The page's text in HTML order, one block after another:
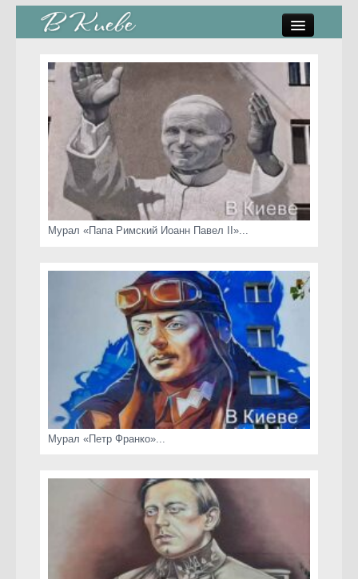
стрит-арт
коты Киева
скамейки
часы Киева
Мурал «Папа Римский Иоанн Павел II»...
Мурал «Петр Франко»...